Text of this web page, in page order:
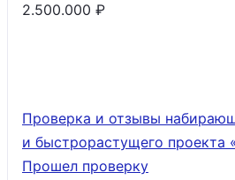
2.500.000 ₽
Проверка и отзывы
и быстрорастущего проекта
Прошел проверку